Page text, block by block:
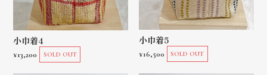
小巾着4
¥13,200 SOLD OUT
小巾着5
¥16,500 SOLD OUT